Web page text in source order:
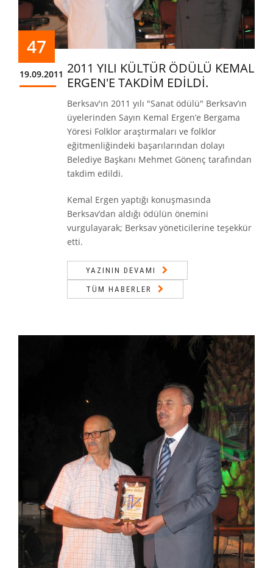
47
19.09.2011 2011 YILI KÜLTÜR ÖDÜLÜ KEMAL
ERGEN'E TAKDİM EDİLDİ.
Berksav'ın 2011 yılı "Sanat ödülü" Berksav’ın
üyelerinden Sayın Kemal Ergen’e Bergama
Yöresi Folklor araştırmaları ve folklor
eğitmenliğindeki başarılarından dolayı
Belediye Başkanı Mehmet Gönenç tarafından
takdim edildi.
Kemal Ergen yaptığı konuşmasında
Berksav’dan aldığı ödülün önemini
vurgulayarak; Berksav yöneticilerine teşekkür
etti.
YAZININ DEVAMI
TÜM HABERLER